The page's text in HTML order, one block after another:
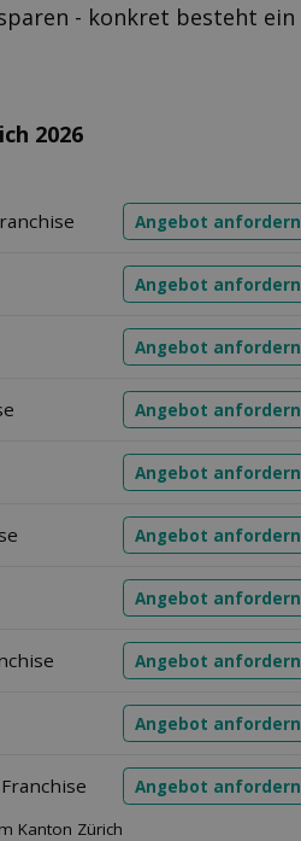
- konkret besteht ein
2026
Angebot anfordern
Angebot anfordern
Angebot anfordern
Angebot anfordern
Angebot anfordern
Angebot anfordern
Angebot anfordern
Angebot anfordern
Angebot anfordern
Angebot anfordern
Kanton Zürich